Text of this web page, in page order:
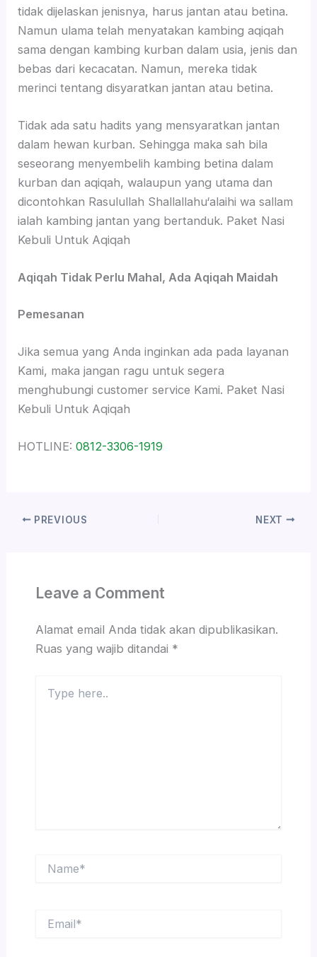
tidak dijelaskan jenisnya, harus jantan atau betina.
Namun ulama telah menyatakan kambing aqiqah
sama dengan kambing kurban dalam usia, jenis dan
bebas dari kecacatan. Namun, mereka tidak
merinci tentang disyaratkan jantan atau betina.
Tidak ada satu hadits yang mensyaratkan jantan
dalam hewan kurban. Sehingga maka sah bila
seseorang menyembelih kambing betina dalam
kurban dan aqiqah, walaupun yang utama dan
dicontohkan Rasulullah Shallallahu‘alaihi wa sallam
ialah kambing jantan yang bertanduk. Paket Nasi
Kebuli Untuk Aqiqah
Aqiqah Tidak Perlu Mahal, Ada Aqiqah Maidah
Pemesanan
Jika semua yang Anda inginkan ada pada layanan
Kami, maka jangan ragu untuk segera
menghubungi customer service Kami. Paket Nasi
Kebuli Untuk Aqiqah
HOTLINE: 0812-3306-1919
PREVIOUS NEXT
Leave a Comment
Alamat email Anda tidak akan dipublikasikan.
Ruas yang wajib ditandai *
here..